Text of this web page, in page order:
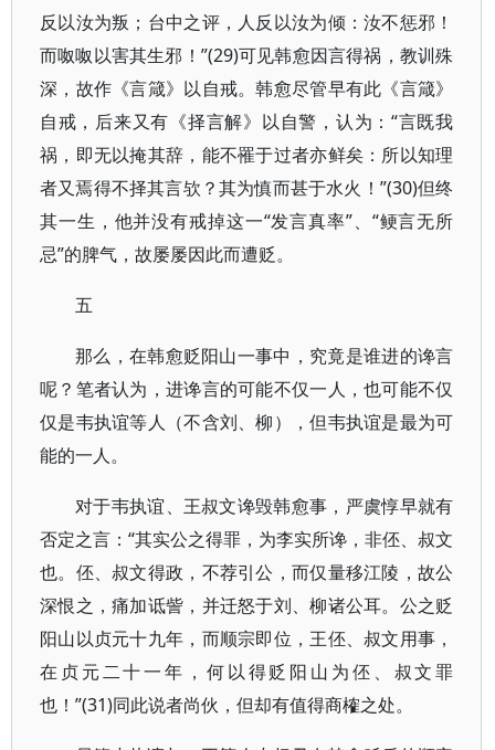
反以汝为叛；台中之评，人反以汝为倾：汝不惩邪！
而呶呶以害其生邪！”(29)可见韩愈因言得祸，教训殊
深，故作《言箴》以自戒。韩愈尽管早有此《言箴》
自戒，后来又有《择言解》以自警，认为：“言既我
祸，即无以掩其辞，能不罹于过者亦鲜矣：所以知理
者又焉得不择其言欤？其为慎而甚于水火！”(30)但终
其一生，他并没有戒掉这一“发言真率”、“鲠言无所
忌”的脾气，故屡屡因此而遭贬。
五
那么，在韩愈贬阳山一事中，究竟是谁进的谗言
呢？笔者认为，进谗言的可能不仅一人，也可能不仅
仅是韦执谊等人（不含刘、柳），但韦执谊是最为可
能的一人。
对于韦执谊、王叔文谗毁韩愈事，严虞惇早就有
否定之言：“其实公之得罪，为李实所谗，非伾、叔文
也。伾、叔文得政，不荐引公，而仅量移江陵，故公
深恨之，痛加诋訾，并迁怒于刘、柳诸公耳。公之贬
阳山以贞元十九年，而顺宗即位，王伾、叔文用事，
在贞元二十一年，何以得贬阳山为伾、叔文罪
也！”(31)同此说者尚伙，但却有值得商榷之处。